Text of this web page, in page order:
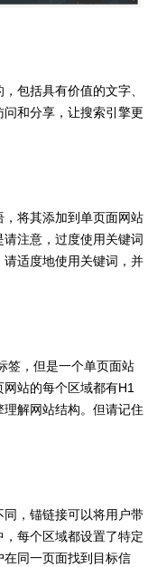
包括具有价值的文字、
和分享，让搜索引擎更
将其添加到单页面网站
注意，过度使用关键词
适度地使用关键词，并
签，但是一个单页面站
站的每个区域都有H1
解网站结构。但请记住
，锚链接可以将用户带
每个区域都设置了特定
同一页面找到目标信